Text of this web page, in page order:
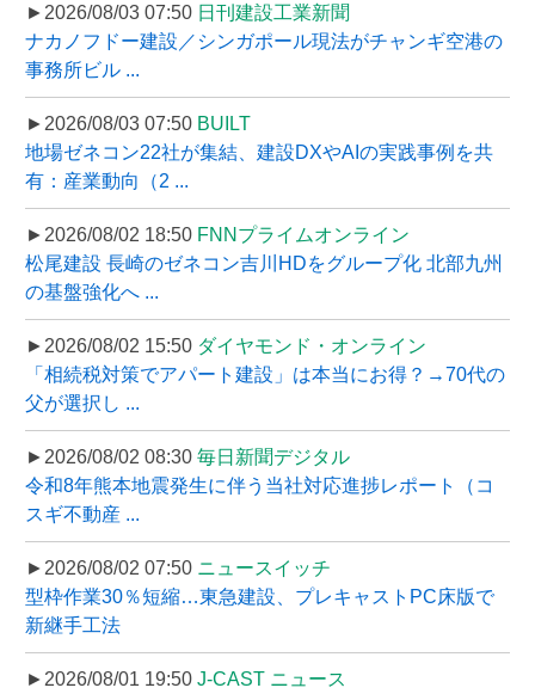
►2026/08/03 07:50 日刊建設工業新聞
ナカノフドー建設／シンガポール現法がチャンギ空港の
事務所ビル ...
►2026/08/03 07:50 BUILT
地場ゼネコン22社が集結、建設DXやAIの実践事例を共
有：産業動向（2 ...
►2026/08/02 18:50 FNNプライムオンライン
松尾建設 長崎のゼネコン吉川HDをグループ化 北部九州
の基盤強化へ ...
►2026/08/02 15:50 ダイヤモンド・オンライン
「相続税対策でアパート建設」は本当にお得？→70代の
父が選択し ...
►2026/08/02 08:30 毎日新聞デジタル
令和8年熊本地震発生に伴う当社対応進捗レポート（コ
スギ不動産 ...
►2026/08/02 07:50 ニュースイッチ
型枠作業30％短縮…東急建設、プレキャストPC床版で
新継手工法
►2026/08/01 19:50 J-CAST ニュース